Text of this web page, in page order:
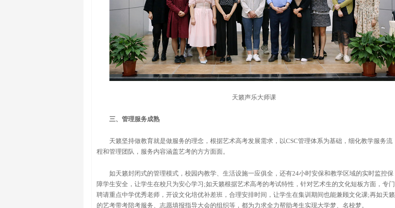
天籁声乐大师课
三、管理服务成熟
天籁坚持做教育就是做服务的理念，根据艺术高考发展需求，以CSC管理体系为基础，细化教学服务流
程和管理团队，服务内容涵盖艺考的方方面面。
如天籁封闭式的管理模式，校园内教学、生活设施一应俱全，还有24小时安保和教学区域的实时监控保
障学生安全，让学生在校只为安心学习;如天籁根据艺术高考的考试特性，针对艺术生的文化短板方面，专门
聘请重点中学优秀老师，开设文化培优补差班，合理安排时间，让学生在集训期间也能兼顾文化课;再如天籁
的艺考带考陪考服务、志愿填报指导大会的组织等，都为力求全力帮助考生实现大学梦、名校梦。